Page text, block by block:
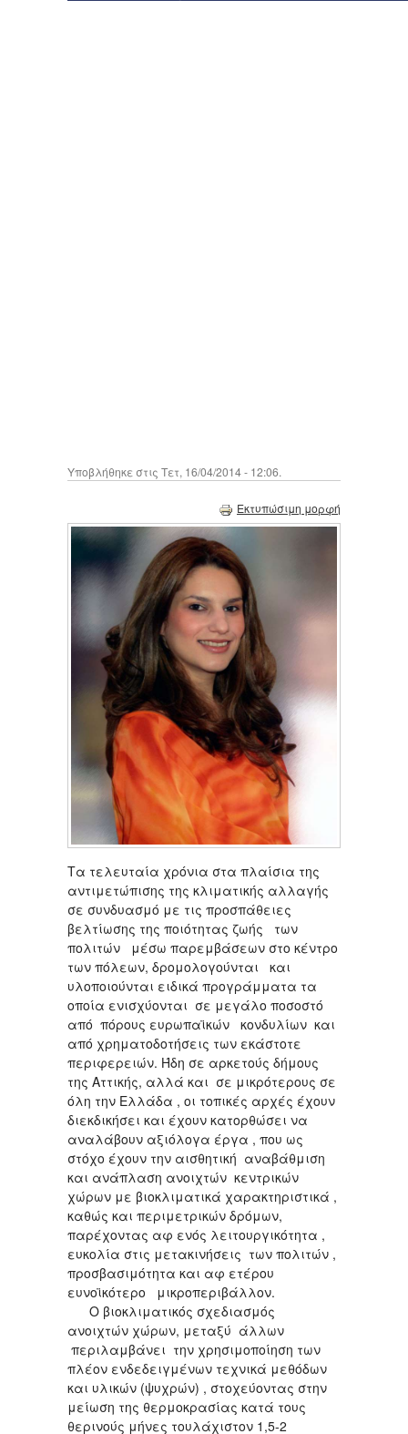
Υποβλήθηκε στις Τετ, 16/04/2014 - 12:06.
Εκτυπώσιμη μορφή
Tα τελευταία χρόνια στα πλαίσια της
αντιμετώπισης της κλιματικής αλλαγής
σε συνδυασμό με τις προσπάθειες
βελτίωσης της ποιότητας ζωής των
πολιτών μέσω παρεμβάσεων στο κέντρο
των πόλεων, δρομολογούνται και
υλοποιούνται ειδικά προγράμματα τα
οποία ενισχύονται σε μεγάλο ποσοστό
από πόρους ευρωπαϊκών κονδυλίων και
από χρηματοδοτήσεις των εκάστοτε
περιφερειών. Ήδη σε αρκετούς δήμους
της Αττικής, αλλά και σε μικρότερους σε
όλη την Ελλάδα , οι τοπικές αρχές έχουν
διεκδικήσει και έχουν κατορθώσει να
αναλάβουν αξιόλογα έργα , που ως
στόχο έχουν την αισθητική αναβάθμιση
και ανάπλαση ανοιχτών κεντρικών
χώρων με βιοκλιματικά χαρακτηριστικά ,
καθώς και περιμετρικών δρόμων,
παρέχοντας αφ ενός λειτουργικότητα ,
ευκολία στις μετακινήσεις των πολιτών ,
προσβασιμότητα και αφ ετέρου
ευνοϊκότερο μικροπεριβάλλον.
Ο βιοκλιματικός σχεδιασμός
ανοιχτών χώρων, μεταξύ άλλων
περιλαμβάνει την χρησιμοποίηση των
πλέον ενδεδειγμένων τεχνικά μεθόδων
και υλικών (ψυχρών) , στοχεύοντας στην
μείωση της θερμοκρασίας κατά τους
θερινούς μήνες τουλάχιστον 1,5-2